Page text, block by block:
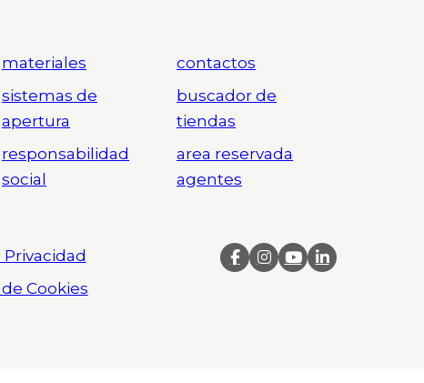
materiales
sistemas de
apertura
responsabilidad
social
contactos
buscador de
tiendas
area reservada
agentes
Cookies